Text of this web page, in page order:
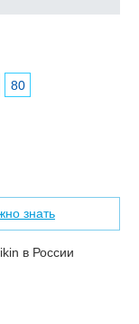
80
знать
в России